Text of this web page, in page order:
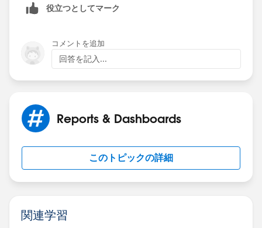
役立つとしてマーク
コメントを追加
回答を記入...
Reports & Dashboards
このトピックの詳細
関連学習